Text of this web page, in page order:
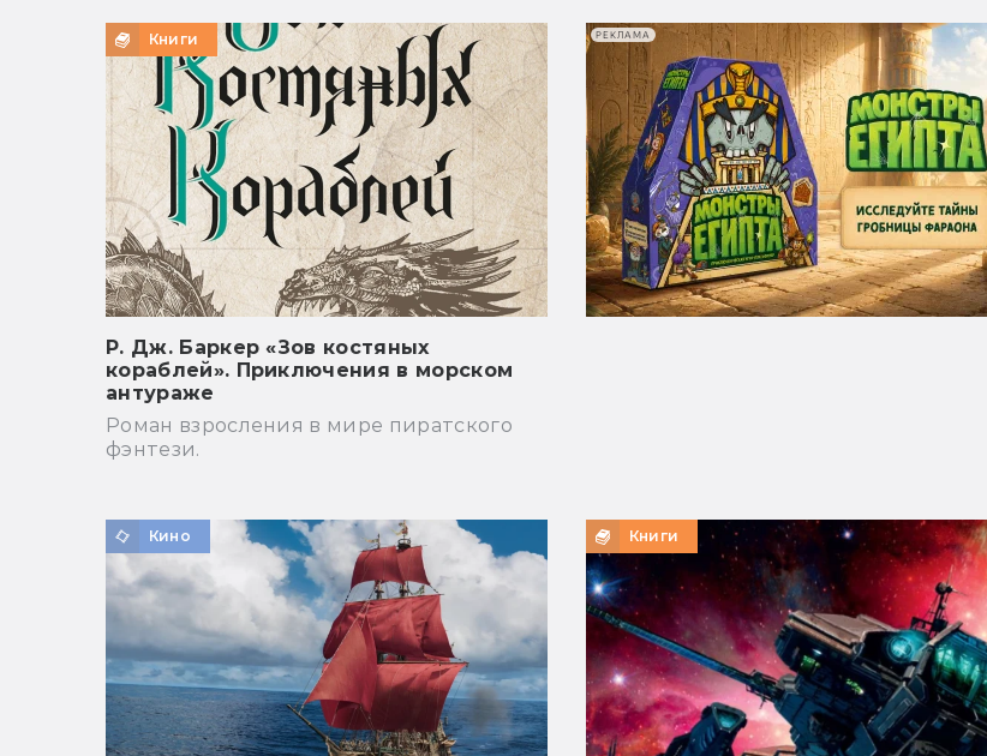
Книги
Р. Дж. Баркер «Зов костяных
кораблей». Приключения в морском
антураже
Роман взросления в мире пиратского
фэнтези.
Кино Книги
РЕКЛАМА